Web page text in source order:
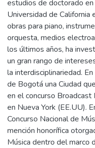
estudios de doctorado
Universidad de California
obras para piano,
orquesta, medios
los últimos años, ha
un gran rango de
la interdisciplinariedad.
de Bogotá una Ciudad
en el concurso
en Nueva York (EE.UU).
Concurso Nacional de
mención honorífica
Música dentro del marco